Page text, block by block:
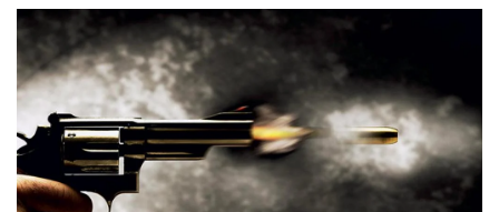
فصل من كتاب
اقرأ تضحك
كاميرا